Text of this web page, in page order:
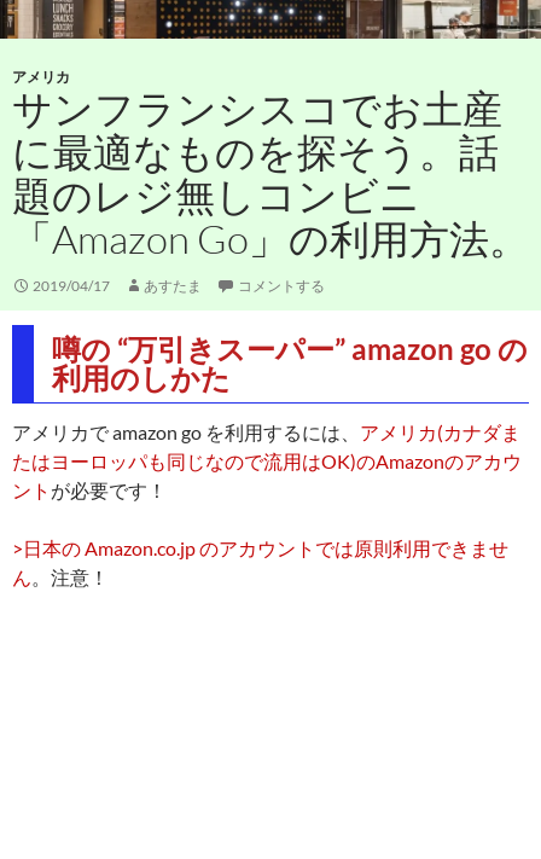
アメリカ
サンフランシスコでお土産
に最適なものを探そう。話
題のレジ無しコンビニ
「Amazon Go」の利用方法。
2019/04/17 あすたま コメントする
噂の “万引きスーパー” amazon go の
利用のしかた
アメリカで amazon go を利用するには、 アメリカ(カナダま
たはヨーロッパも同じなので流用はOK)のAmazonのアカウ
ント が必要です！
>日本の Amazon.co.jp のアカウントでは原則利用できませ
ん。注意！